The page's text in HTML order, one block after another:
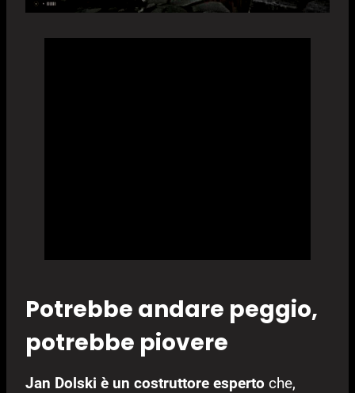
Potrebbe andare peggio,
potrebbe piovere
Jan Dolski è un costruttore esperto che,